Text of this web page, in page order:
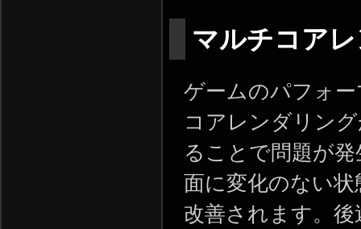
マルチコア
ゲームのパフォ
コアレンダリン
ることで問題が
面に変化のない
改善されます。